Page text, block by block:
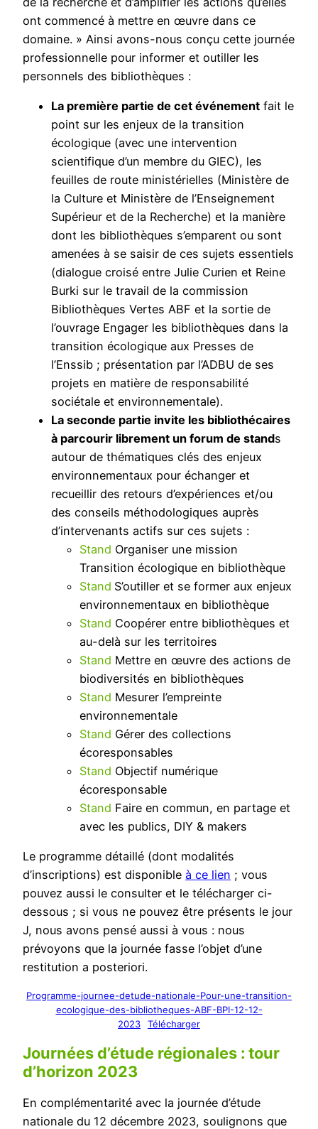
ont commencé à mettre en œuvre dans ce
domaine. » Ainsi avons-nous conçu cette journée
professionnelle pour informer et outiller les
personnels des bibliothèques :
La première partie de cet événement fait le
point sur les enjeux de la transition
écologique (avec une intervention
scientifique d’un membre du GIEC), les
feuilles de route ministérielles (Ministère de
la Culture et Ministère de l’Enseignement
Supérieur et de la Recherche) et la manière
dont les bibliothèques s’emparent ou sont
amenées à se saisir de ces sujets essentiels
(dialogue croisé entre Julie Curien et Reine
Burki sur le travail de la commission
Bibliothèques Vertes ABF et la sortie de
l’ouvrage Engager les bibliothèques dans la
transition écologique aux Presses de
l’Enssib ; présentation par l’ADBU de ses
projets en matière de responsabilité
sociétale et environnementale).
La seconde partie invite les bibliothécaires
à parcourir librement un forum de stands
autour de thématiques clés des enjeux
environnementaux pour échanger et
recueillir des retours d’expériences et/ou
des conseils méthodologiques auprès
d’intervenants actifs sur ces sujets :
Stand Organiser une mission
Transition écologique en bibliothèque
Stand S’outiller et se former aux enjeux
environnementaux en bibliothèque
Stand Coopérer entre bibliothèques et
au-delà sur les territoires
Stand Mettre en œuvre des actions de
biodiversités en bibliothèques
Stand Mesurer l’empreinte
environnementale
Stand Gérer des collections
écoresponsables
Stand Objectif numérique
écoresponsable
Stand Faire en commun, en partage et
avec les publics, DIY & makers
Le programme détaillé (dont modalités
d’inscriptions) est disponible à ce lien ; vous
pouvez aussi le consulter et le télécharger ci-
dessous ; si vous ne pouvez être présents le jour
J, nous avons pensé aussi à vous : nous
prévoyons que la journée fasse l’objet d’une
restitution a posteriori.
Programme-journee-detude-nationale-Pour-une-transition-
ecologique-des-bibliotheques-ABF-BPI-12-12-
2023
Télécharger
Journées d’étude régionales : tour
d’horizon 2023
En complémentarité avec la journée d’étude
nationale du 12 décembre 2023, soulignons que